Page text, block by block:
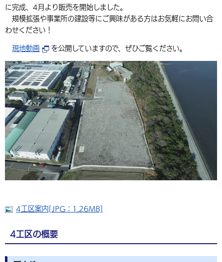
言語を選択
英語（English）
組織案内
福祉・介護 健康・予防
税金
環境・衛生 生涯学習・スポーツ・人権
選挙 外国人の方向け情報
入札・契約 産業・雇用
農林水産業
都市整備
子育て・教育
施設情報
手当・助成 健康・医療
相談・支援・情報 計画・施策
観光・移住
観光なび スポットを探す
遊ぶ・体験する グルメ・食べる
買う・おみやげ 四季のイベント・祭り
移住・定住
中津市について 市役所の紹介
地方創生・地域活性化 広報・広聴
行政・計画
に完成、4月より販売を開始しました。
規模拡張や事業所の建設等にご興味がある方はお気軽にお問い合
わせください！
現地動画 を公開していますので、ぜひご覧ください。
4工区案内[JPG：1.26MB]
4工区の概要